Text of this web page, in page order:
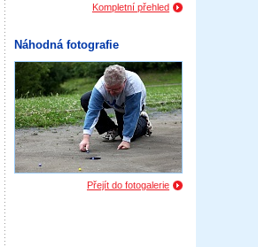
Kompletní přehled
Náhodná fotografie
Přejít do fotogalerie